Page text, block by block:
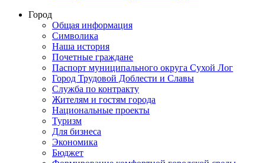
Город
Общая информация
Символика
Наша история
Почетные граждане
Паспорт муниципального округа Сухой Лог
Город Трудовой Доблести и Славы
Служба по контракту
Жителям и гостям города
Национальные проекты
Туризм
Для бизнеса
Экономика
Бюджет